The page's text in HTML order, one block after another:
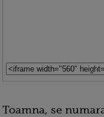
Toamna, se